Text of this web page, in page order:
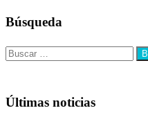
Búsqueda
Buscar:
Últimas noticias